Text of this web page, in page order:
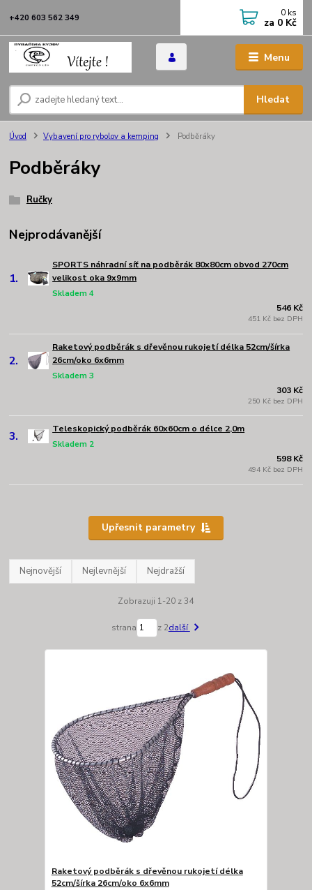
Menu
Hledat
+420 603 562 349 0 ks
za 0 Kč
Úvod Vybavení pro rybolov a kemping Podběráky
Podběráky
Ručky
Nejprodávanější
1.
SPORTS náhradní síť na podběrák 80x80cm obvod 270cm
velikost oka 9x9mm
Skladem 4
546 Kč
451 Kč bez DPH
2.
Raketový podběrák s dřevěnou rukojetí délka 52cm/šírka
26cm/oko 6x6mm
Skladem 3
303 Kč
250 Kč bez DPH
3. Teleskopický podběrák 60x60cm o délce 2,0m
Skladem 2
598 Kč
494 Kč bez DPH
Upřesnit parametry
Nejnovější Nejlevnější Nejdražší
Zobrazuji 1-20 z 34
strana z 2další
Raketový podběrák s dřevěnou rukojetí délka
52cm/šírka 26cm/oko 6x6mm